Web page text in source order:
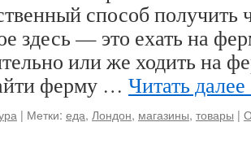
способ получить
здесь — это ехать на
или же ходить на
ферму … Читать далее
| Метки: еда, Лондон, магазины, товары |